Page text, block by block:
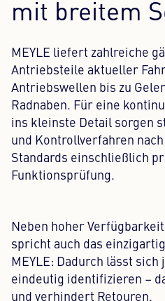
mit breitem
MEYLE liefert zahlreiche
Antriebsteile aktueller
Antriebswellen bis zu
Radnaben. Für eine
ins kleinste Detail sorgen
und Kontrollverfahren nach
Standards einschließlich
Funktionsprüfung.
Neben hoher
spricht auch das
MEYLE: Dadurch lässt
eindeutig identifizieren –
und verhindert Retouren.